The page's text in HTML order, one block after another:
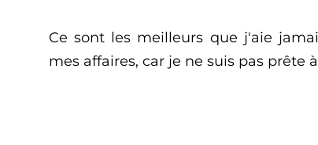
Ce sont les meilleurs que j'aie
mes affaires, car je ne suis pas prête